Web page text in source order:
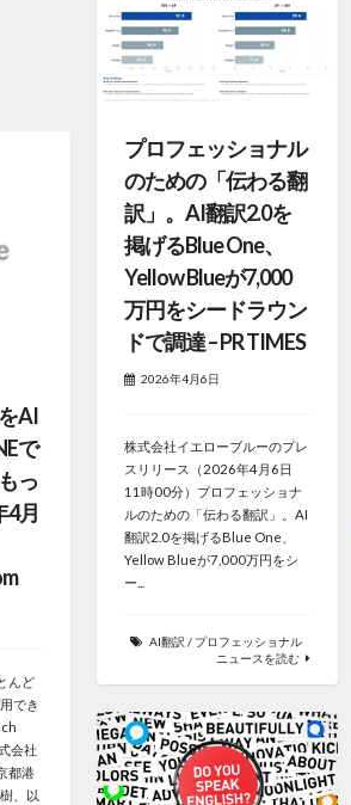
プロフェッショナル
のための「伝わる翻
訳」。AI翻訳2.0を
掲げるBlue One、
Yellow Blueが7,000
万円をシードラウン
ドで調達 – PR TIMES
2026年4月6日
株式会社イエローブルーのプレ
スリリース（2026年4月6日
11時00分）プロフェッショナ
ルのための「伝わる翻訳」。AI
翻訳2.0を掲げるBlue One、
Yellow Blueが7,000万円をシ
ー...
AI翻訳 / プロフェッショナル
ニュースを読む
AI
で
っ
4月
んど
でき
会社
都港
、以